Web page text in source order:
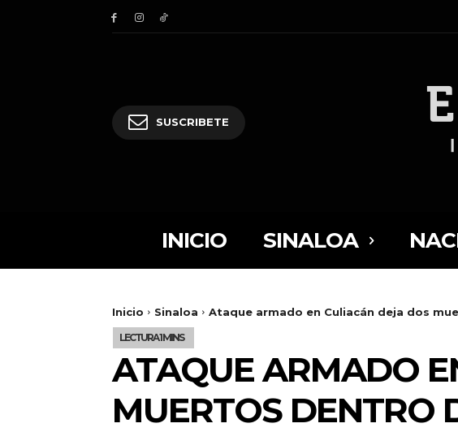
SUSCRIBETE
INICIO SINALOA
Inicio Sinaloa Ataque armado en Culiacán deja dos
ATAQUE ARMADO
MUERTOS DENTRO